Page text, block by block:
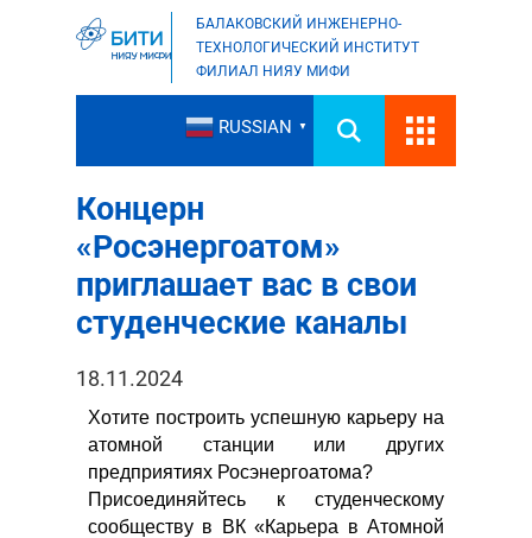
БАЛАКОВСКИЙ ИНЖЕНЕРНО-
ТЕХНОЛОГИЧЕСКИЙ ИНСТИТУТ
ФИЛИАЛ НИЯУ МИФИ
RUSSIAN ▼
Концерн
«Росэнергоатом»
приглашает вас в свои
студенческие каналы
18.11.2024
Хотите построить успешную карьеру на
атомной станции или других
предприятиях Росэнергоатома?
Присоединяйтесь к студенческому
сообществу в ВК «Карьера в Атомной